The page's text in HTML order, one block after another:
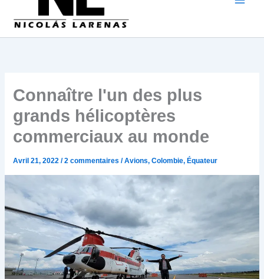
Connaître l'un des plus
grands hélicoptères
commerciaux au monde
Avril 21, 2022/2 commentaires /Avions,Colombie, Équateur